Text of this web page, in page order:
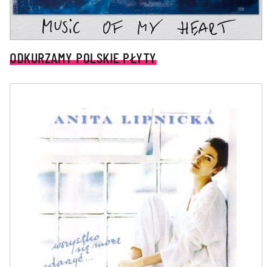
ODKURZAMY POLSKIE PŁYTY